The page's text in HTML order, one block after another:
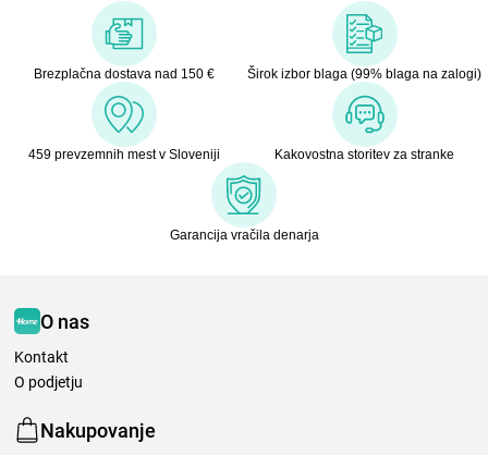
Brezplačna dostava nad 150 € Širok izbor blaga (99% blaga na zalogi)
459 prevzemnih mest v Sloveniji Kakovostna storitev za stranke
Garancija vračila denarja
O nas
Kontakt
O podjetju
Nakupovanje